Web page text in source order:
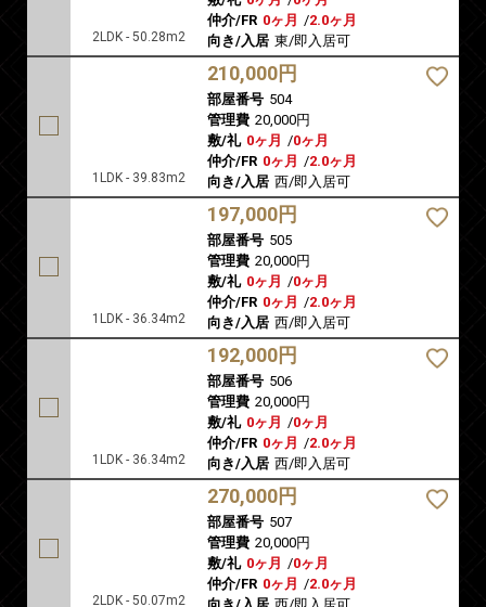
2LDK - 50.28m2
仲介/FR 0ヶ月 /2.0ヶ月
向き/入居 東/即入居可
1LDK - 39.83m2
210,000円
部屋番号 504
管理費 20,000円
敷/礼 0ヶ月 /0ヶ月
仲介/FR 0ヶ月 /2.0ヶ月
向き/入居 西/即入居可
1LDK - 36.34m2
197,000円
部屋番号 505
管理費 20,000円
敷/礼 0ヶ月 /0ヶ月
仲介/FR 0ヶ月 /2.0ヶ月
向き/入居 西/即入居可
1LDK - 36.34m2
192,000円
部屋番号 506
管理費 20,000円
敷/礼 0ヶ月 /0ヶ月
仲介/FR 0ヶ月 /2.0ヶ月
向き/入居 西/即入居可
2LDK - 50.07m2
270,000円
部屋番号 507
管理費 20,000円
敷/礼 0ヶ月 /0ヶ月
仲介/FR 0ヶ月 /2.0ヶ月